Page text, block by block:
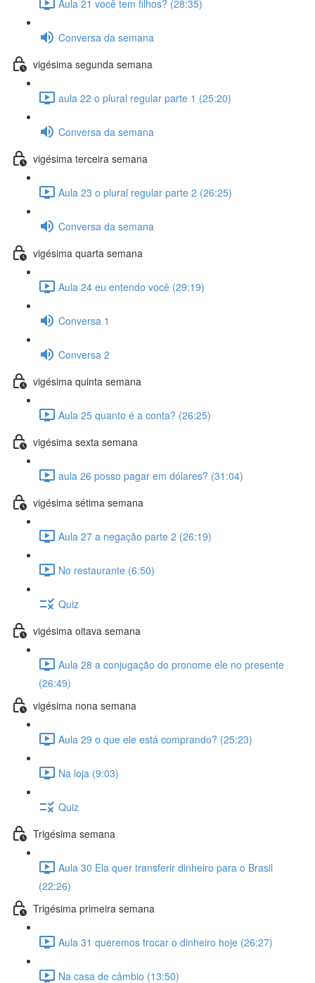
Aula 21 você tem filhos? (28:35)
Conversa da semana
vigésima segunda semana
aula 22 o plural regular parte 1 (25:20)
Conversa da semana
vigésima terceira semana
Aula 23 o plural regular parte 2 (26:25)
Conversa da semana
vigésima quarta semana
Aula 24 eu entendo você (29:19)
Conversa 1
Conversa 2
vigésima quinta semana
Aula 25 quanto é a conta? (26:25)
vigésima sexta semana
aula 26 posso pagar em dólares? (31:04)
vigésima sétima semana
Aula 27 a negação parte 2 (26:19)
No restaurante (6:50)
Quiz
vigésima oitava semana
Aula 28 a conjugação do pronome ele no presente
(26:49)
vigésima nona semana
Aula 29 o que ele está comprando? (25:23)
Na loja (9:03)
Quiz
Trigésima semana
Aula 30 Ela quer transferir dinheiro para o Brasil
(22:26)
Trigésima primeira semana
Aula 31 queremos trocar o dinheiro hoje (26:27)
Na casa de câmbio (13:50)